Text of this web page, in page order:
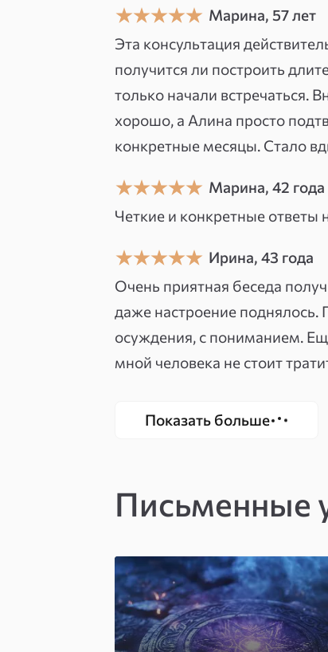
игральных колод, которые
совпадают с реальностью.
обучение и выстроила
На консультации разбираем
раскрывают скрытые мотивы
возможны изменения. Чаще
отношениях и чувствах
анализом перспектив
Принципиально не работаю
Карты должны давать
«Я наконец поняла, что уже
услышать вслух.»
Марина, 57 лет
Эта консультация
получится ли построить
только начали встречаться.
хорошо, а Алина просто
конкретные месяцы. Стало
Марина, 42 года
Четкие и конкретные
Ирина, 43 года
Очень приятная беседа
даже настроение поднялось.
осуждения, с пониманием.
мной человека не стоит
Показать больше
Письменные